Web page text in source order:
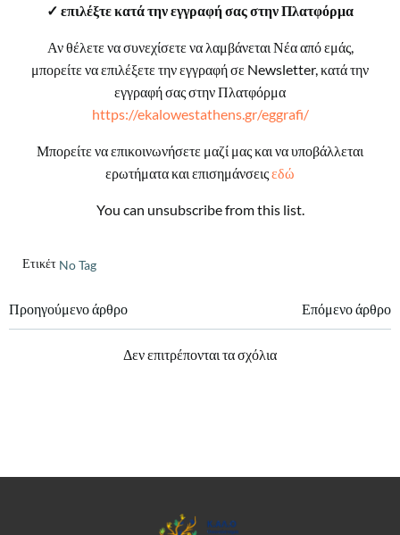
✓ επιλέξτε κατά την εγγραφή σας στην Πλατφόρμα
Αν θέλετε να συνεχίσετε να λαμβάνεται Νέα από εμάς,
μπορείτε να επιλέξετε την εγγραφή σε Newsletter, κατά την
εγγραφή σας στην Πλατφόρμα
https://ekalowestathens.gr/eggrafi/
Μπορείτε να επικοινωνήσετε μαζί μας και να υποβάλλεται
ερωτήματα και επισημάνσειςεδώ
You can unsubscribe from this list.
Ετικέτες:No Tag
Πλοήγηση
Προηγούμενο άρθρο
Πλοήγηση
άρθρων
Επόμενο άρθρο
Δεν επιτρέπονται τα σχόλια